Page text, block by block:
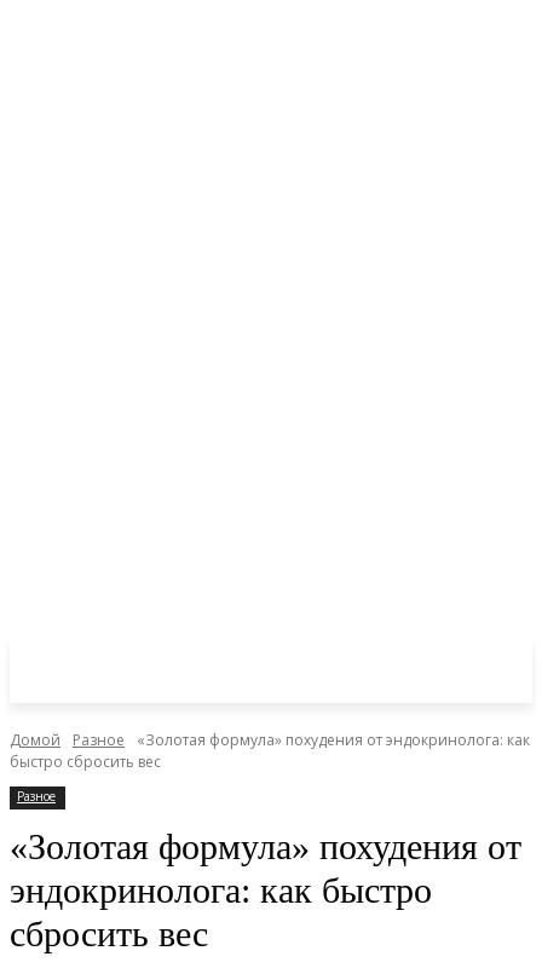
Домой Разное
«Золотая формула» похудения от эндокринолога: как
быстро сбросить вес
Разное
«Золотая формула» похудения от
эндокринолога: как быстро
сбросить вес